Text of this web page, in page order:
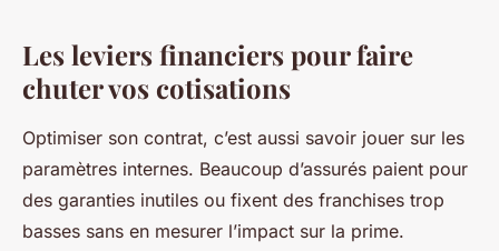
Les leviers financiers pour faire
chuter vos cotisations
Optimiser son contrat, c’est aussi savoir jouer sur les
paramètres internes. Beaucoup d’assurés paient pour
des garanties inutiles ou fixent des franchises trop
basses sans en mesurer l’impact sur la prime.